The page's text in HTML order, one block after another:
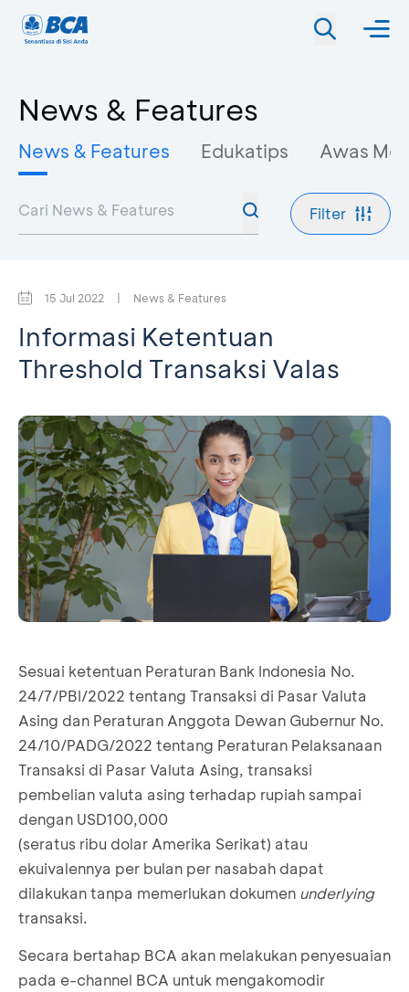
News & Features
News & Features Edukatips Awas
Filter
15 Jul 2022 | News & Features
Informasi Ketentuan
Threshold Transaksi Valas
Sesuai ketentuan Peraturan Bank Indonesia No.
24/7/PBI/2022 tentang Transaksi di Pasar Valuta
Asing dan Peraturan Anggota Dewan Gubernur No.
24/10/PADG/2022 tentang Peraturan Pelaksanaan
Transaksi di Pasar Valuta Asing, transaksi
pembelian valuta asing terhadap rupiah sampai
dengan USD100,000
(seratus ribu dolar Amerika Serikat) atau
ekuivalennya per bulan per nasabah dapat
dilakukan tanpa memerlukan dokumen underlying
transaksi.
Secara bertahap BCA akan melakukan penyesuaian
pada e-channel BCA untuk mengakomodir